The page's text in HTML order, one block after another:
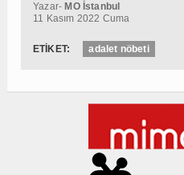
Yazar- MO İstanbul
11 Kasım 2022 Cuma
ETİKET: adalet nöbeti